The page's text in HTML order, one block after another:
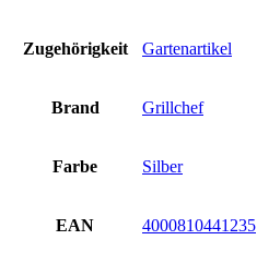
Zugehörigkeit Gartenartikel
Brand Grillchef
Farbe Silber
EAN 4000810441235